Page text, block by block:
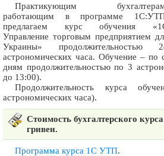
Практикующим
работающим в программе
предлагаем курс обучения
Управление торговым предприятием
Украины» продолжительностью
астрономических часа. Обучение – по
дням продолжительностью по 3
до 13:00).
Продолжительность курса
астрономических часа).
Стоимость бухгалтерского
гривен.
Программа курса 1С УТП.